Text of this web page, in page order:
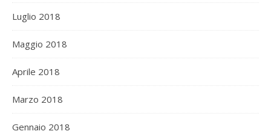
Luglio 2018
Maggio 2018
Aprile 2018
Marzo 2018
Gennaio 2018